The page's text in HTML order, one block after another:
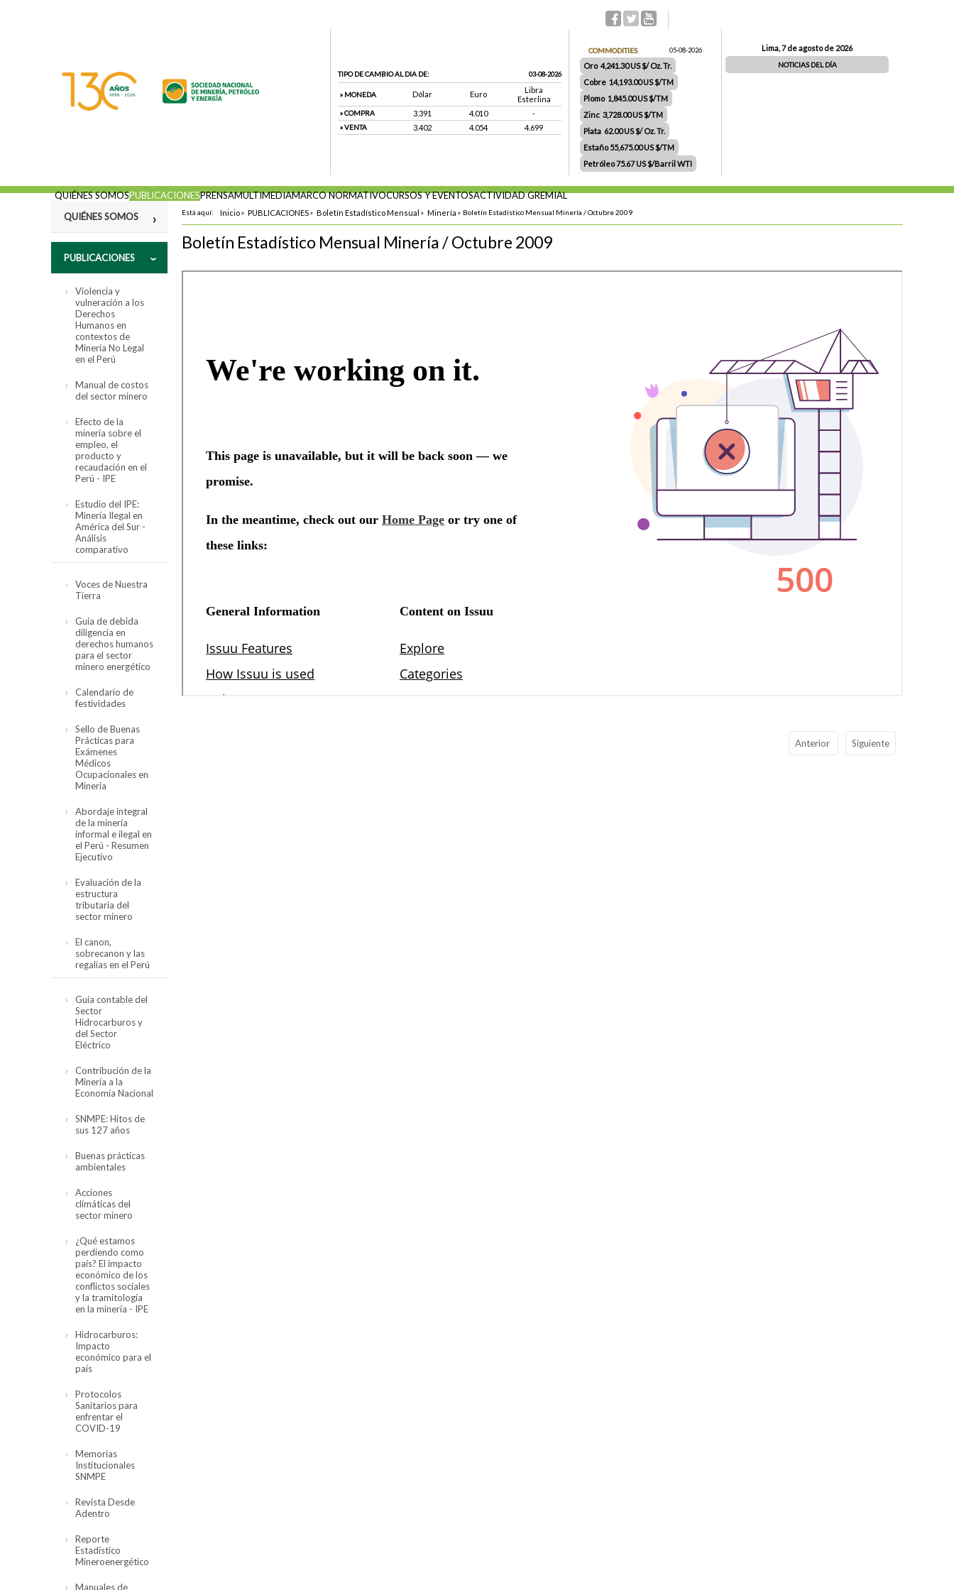
TIPO DE CAMBIO AL DIA DE: 03-08-2026
» MONEDA Dólar Euro
Libra
Esterlina
» COMPRA 3.391 4.010 -
» VENTA 3.402 4.054 4.699
COMMODITIES 05-08-2026
Oro 4,241.30 US $/ Oz. Tr.
Cobre 14,193.00 US $/TM
Plomo 1,845.00 US $/TM
Zinc 3,728.00 US $/TM
Plata 62.00 US $/ Oz. Tr.
Estaño 55,675.00 US $/TM
Petróleo 75.67 US $/Barril WTI
Lima, 7 de agosto de 2026
NOTICIAS DEL DÍA
QUIÉNES SOMOSPUBLICACIONESPRENSAMULTIMEDIAMARCO NORMATIVOCURSOS Y EVENTOSACTIVIDAD GREMIAL
QUIÉNES SOMOS
Fines
Estatutos
Código de
Conducta
de Conducta
Conducta de la
SNMPE y
Contexto
Internacional
Encuesta de
Directorio
Organigrama
Personal SNMPE
Minería
Hidrocarburos
Servicios
Cómo asociarse
Comités
Estructura de
comités
Sectorial Minero
Sectorial de
Hidrocarburos
Sectorial
Nuestros Servicios
PUBLICACIONES
Violencia y
vulneración a los
Derechos
Humanos en
contextos de
Minería No Legal
en el Perú
Manual de costos
del sector minero
Efecto de la
minería sobre el
empleo, el
producto y
recaudación en el
Perú - IPE
Estudio del IPE:
Minería Ilegal en
América del Sur -
Análisis
comparativo
Estudio completo
resumen
Voces de Nuestra
Tierra
Guía de debida
diligencia en
derechos humanos
para el sector
minero energético
Calendario de
festividades
Sello de Buenas
Prácticas para
Exámenes
Médicos
Ocupacionales en
Minería
Abordaje integral
de la minería
informal e ilegal en
el Perú - Resumen
Ejecutivo
Evaluación de la
estructura
tributaria del
sector minero
El canon,
sobrecanon y las
regalías en el Perú
Cifras actualizadas
en noviembre del
2019
El canon,
regalías en el Perú
(2008-2017)
Guía contable del
Sector
Hidrocarburos y
del Sector
Eléctrico
Contribución de la
Minería a la
Economía Nacional
SNMPE: Hitos de
sus 127 años
Buenas prácticas
ambientales
Acciones
climáticas del
sector minero
¿Qué estamos
perdiendo como
país? El impacto
económico de los
conflictos sociales
y la tramitología
en la minería - IPE
Hidrocarburos:
Impacto
económico para el
país
Protocolos
Sanitarios para
enfrentar el
COVID-19
Memorias
Institucionales
SNMPE
Revista Desde
Adentro
Reporte
Estadístico
Mineroenergético
Manuales de
Está aquí: Inicio» PUBLICACIONES» Boletín Estadístico Mensual » Minería » Boletín Estadístico Mensual Minería / Octubre 2009
Boletín Estadístico Mensual Minería / Octubre 2009
Anterior Siguiente